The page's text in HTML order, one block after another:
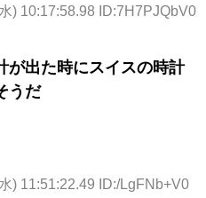
) 10:17:58.98 ID:7H7PJQbV0
が出た時にスイスの時計
うだ
) 11:51:22.49 ID:/LgFNb+V0